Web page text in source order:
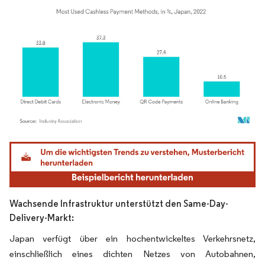
Bild © Mordor Intelligence. Wiederverwendung erfordert Namensnennung gemäß
Wachsende Infrastruktur unterstützt den Same-Day-
Delivery-Markt:
Japan verfügt über ein hochentwickeltes Verkehrsnetz,
einschließlich eines dichten Netzes von Autobahnen,